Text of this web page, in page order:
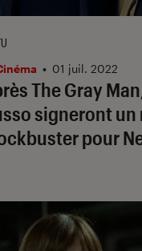
The Gray Man
signeront un
pour
• 01 juil. 2022